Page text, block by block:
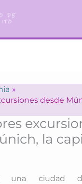
desde
la
una ciudad